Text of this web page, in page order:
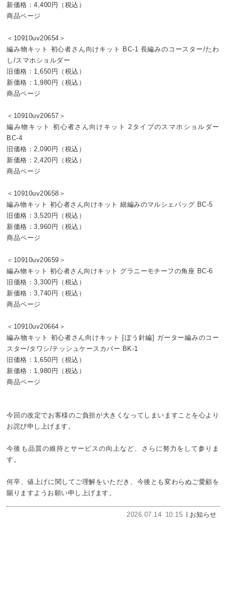
新価格：4,400円（税込）
商品ページ
＜10910uv20654＞
編み物キット 初心者さん向けキット BC-1 長編みのコースター/たわ
し/スマホショルダー
旧価格：1,650円（税込）
新価格：1,980円（税込）
商品ページ
＜10910uv20657＞
編み物キット 初心者さん向けキット 2タイプのスマホショルダー
BC-4
旧価格：2,090円（税込）
新価格：2,420円（税込）
商品ページ
＜10910uv20658＞
編み物キット 初心者さん向けキット 細編みのマルシェバッグ BC-5
旧価格：3,520円（税込）
新価格：3,960円（税込）
商品ページ
＜10910uv20659＞
編み物キット 初心者さん向けキット グラニーモチーフの角座 BC-6
旧価格：3,300円（税込）
新価格：3,740円（税込）
商品ページ
＜10910uv20664＞
編み物キット 初心者さん向けキット [ぼう針編] ガーター編みのコー
スター/タワシ/テッシュケースカバー BK-1
旧価格：1,650円（税込）
新価格：1,980円（税込）
商品ページ
今回の改定でお客様のご負担が大きくなってしまいますことを心より
お詫び申し上げます。
今後も品質の維持とサービスの向上など、さらに努力をして参りま
す。
何卒、値上げに関してご理解をいただき、今後とも変わらぬご愛顧を
賜りますようお願い申し上げます。
2026.07.14 10:15 お知らせ